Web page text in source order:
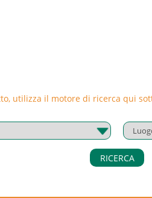
utilizza il motore di ricerca qui
RICERCA